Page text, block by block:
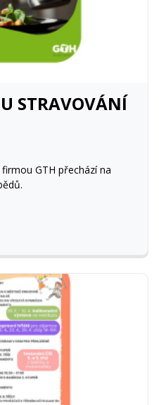
STRAVOVÁNÍ
GTH přechází na